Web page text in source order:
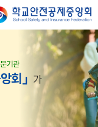
기관
회」
가